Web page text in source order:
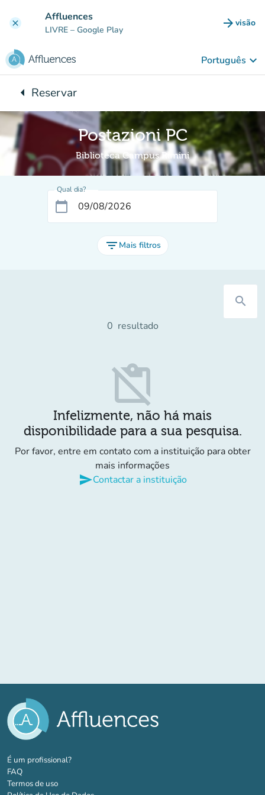
clear Affluences
LIVRE – Google Play arrow_forward visão
(novo
Português keyboard_arrow_down
arrow_leftVoltar para:
Reservar
Postazioni PC
Biblioteca Campus Rimini
Qual dia?
calendar_today
filter_list Mais filtros
search
0 resultado
content_paste_off
Infelizmente, não há mais
disponibilidade para a sua pesquisa.
Por favor, entre em contato com a instituição para obter
mais informações
sendContactar a instituição
É um profissional?(novo separador)
FAQ
Termos de uso